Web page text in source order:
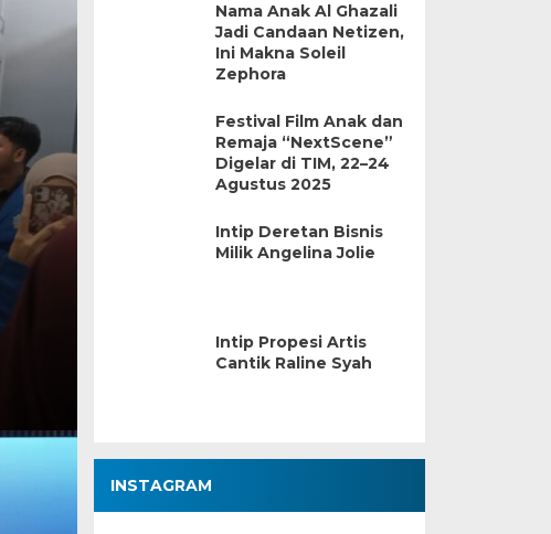
Nama Anak Al Ghazali
Jadi Candaan Netizen,
Ini Makna Soleil
Zephora
Festival Film Anak dan
Remaja “NextScene”
Digelar di TIM, 22–24
Agustus 2025
Intip Deretan Bisnis
Milik Angelina Jolie
Intip Propesi Artis
Cantik Raline Syah
INSTAGRAM